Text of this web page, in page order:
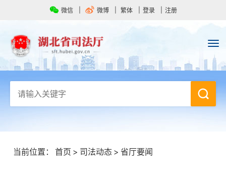
微信 微博 繁体 登录 注册
当前位置： 首页 > 司法动态 > 省厅要闻